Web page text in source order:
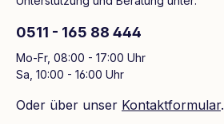
0511 - 165 88 444
Mo-Fr, 08:00 - 17:00 Uhr
Sa, 10:00 - 16:00 Uhr
Oder über unser Kontaktformular.